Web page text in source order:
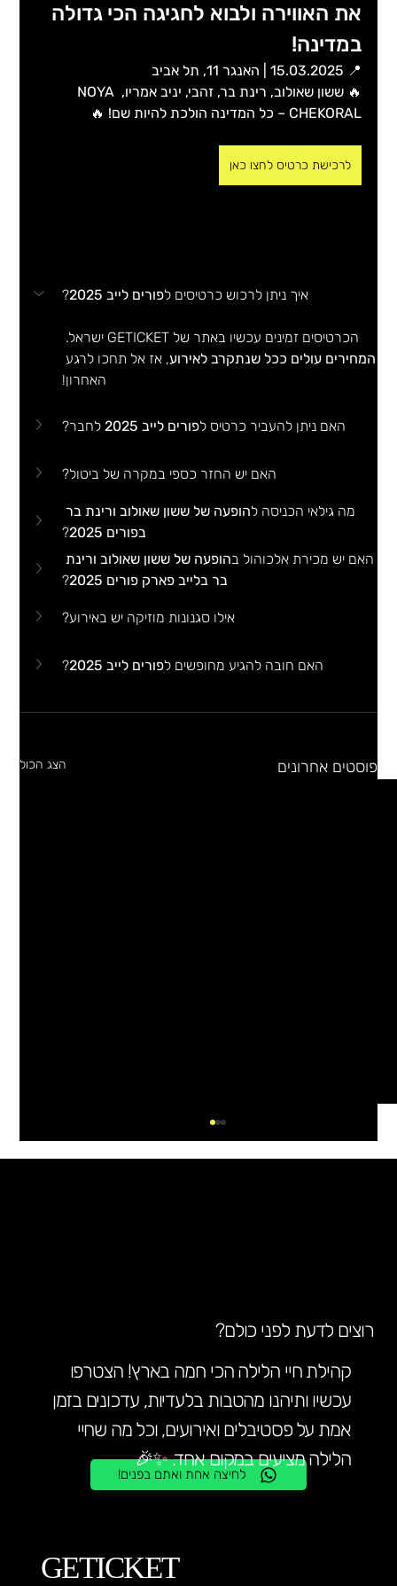
את האווירה ולבוא לחגיגה הכי גדולה
במדינה!
📍 15.03.2025 | האנגר 11, תל אביב
🔥
ששון שאולוב, רינת בר, זהבי, יניב אמריו, NOYA
CHEKORAL – כל המדינה הולכת להיות שם!
🔥
לרכישת כרטיס לחצו כאן
איך ניתן לרכוש כרטיסים לפורים לייב 2025 ?
הכרטיסים זמינים עכשיו באתר של GETICKET ישראל.
המחירים עולים ככל שנתקרב לאירוע, אז אל תחכו לרגע
האחרון!
האם ניתן להעביר כרטיס לפורים לייב 2025 לחבר?
האם יש החזר כספי במקרה של ביטול?
מה גילאי הכניסה להופעה של ששון שאולוב ורינת בר
בפורים 2025
?
האם יש מכירת אלכוהול בהופעה של ששון שאולוב ורינת
בר בלייב פארק פורים 2025
?
אילו סגנונות מוזיקה יש באירוע?
האם חובה להגיע מחופשים לפורים לייב 2025 ?
פוסטים אחרונים הצג הכול
לחיצה אחת ואתם בפנים!
קהילת חיי הלילה הכי חמה בארץ! הצטרפו
עכשיו ותיהנו מהטבות בלעדיות, עדכונים בזמן
אמת על פסטיבלים ואירועים, וכל מה שחיי
הלילה מציעים במקום אחד. ✨🎉
רוצים לדעת לפני כולם?
GETICKET